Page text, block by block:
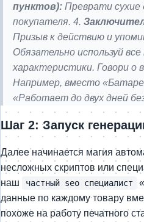
пунктов): Преврати сухие
покупателя. 4.
Призыв к действию и
Обязательно используй
характеристики. Говори о
Например, вместо
«Работает до двух дней
Шаг 2: Запуск
Далее начинается магия
несложных скриптов или
наш
частный seo специалист
данные по каждому товару
похоже на работу печатного